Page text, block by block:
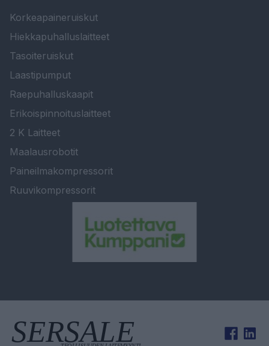
Korkeapaineruiskut
Hiekkapuhalluslaitteet
Tasoiteruiskut
Laastipumput
Raepuhalluskaapit
Erikoispinnoituslaitteet
2 K Laitteet
Maalausrobotit
Paineilmakompressorit
Ruuvikompressorit